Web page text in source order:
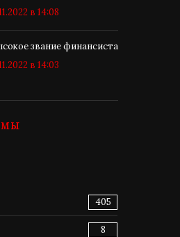
в 14:08
звание финансиста
в 14:03
405
8